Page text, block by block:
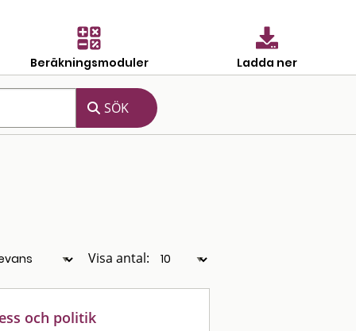
Beräkningsmoduler Ladda ner
Visa antal:
och politik